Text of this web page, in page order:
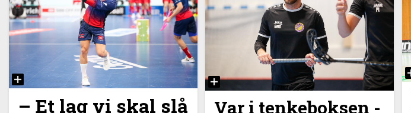
– Et lag vi skal slå
Var i tenkeboksen -